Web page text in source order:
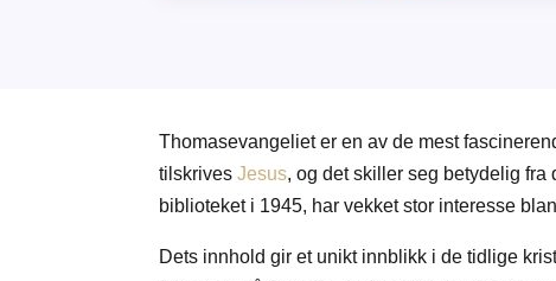
Thomasevangeliet er en av de mest
tilskrivesJesus, og det skiller seg betydelig
biblioteket i 1945, har vekket stor interesse
Dets innhold gir et unikt innblikk i de tidlige